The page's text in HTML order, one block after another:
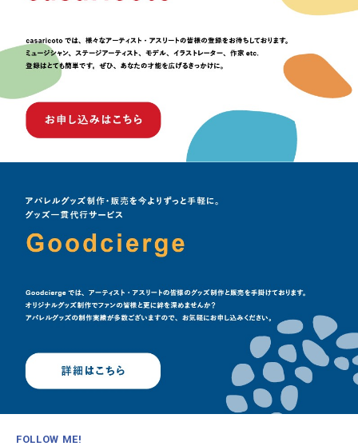
FOLLOW ME!